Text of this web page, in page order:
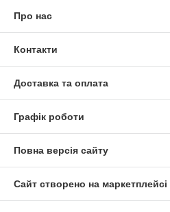
Про нас
Контакти
Доставка та оплата
Графік роботи
Повна версія сайту
Сайт створено на маркетплейсі